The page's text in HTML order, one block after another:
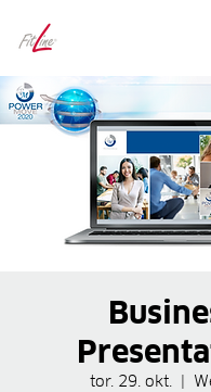
tor. 29. okt.
  |